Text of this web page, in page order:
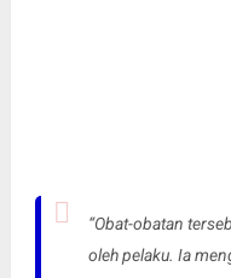
“Obat-obatan
oleh pelaku. Ia